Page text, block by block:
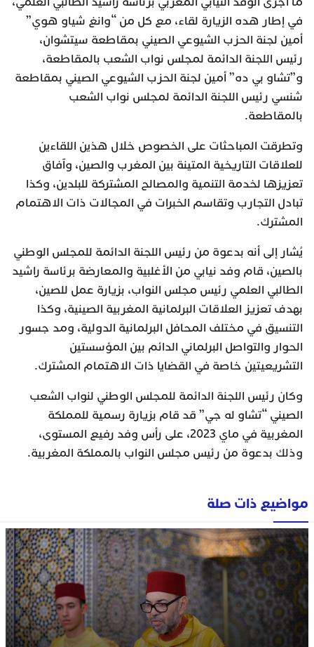
في إطار هده الزيارة لقاء، مع كل من “وانغ شياو هوي”
أمين لجنة الحزب الشيوعي الصيني بمقاطعة سيتشوان،
رئيس اللجنة الدائمة لمجلس نواب الشعب بالمقاطعة،
و”تشاو بي ده” أمين لجنة الحزب الشيوعي الصيني بمقاطعة
شنسي رئيس اللجنة الدائمة لمجلس نواب الشعب
بالمقاطعة.
وتطرقت المباحثات على الخصوص خلال هذين اللقاءين
للعلاقات التاريخية المتينة بين المغرب والصين، وآفاق
تعزيزها لخدمة التنمية والمصالح المشتركة للبلدين، وكذا
تبادل التجارب وتقاسم الخبرات في المجالات ذات الاهتمام
المشترك.
يُشار إلى أنه بدعوة من رئيس اللجنة الدائمة للمجلس الوطني
بالصين، قام وفد نيابي من الأغلبية والمعارضة برئاسة راشيد
الطالبي العلمي رئيس مجلس النواب، بزيارة عمل للصين،
بهدف تعزيز العلاقات البرلمانية المغربية الصينية، وكذا
التنسيق في مختلف المحافل البرلمانية الدولية، ومد جسور
الحوار والتواصل البرلماني الدائم بين المؤسستين
التشريعيتين خاصة في القضايا ذات الاهتمام المشترك.
وكان رئيس اللجنة الدائمة للمجلس الوطني لنواب الشعب
الصيني “تشاو له جي” قد قام بزيارة رسمية للمملكة
المغربية في ماي 2023، على رأس وفد رفيع المستوى،
وذلك بدعوة من رئيس مجلس النواب بالمملكة المغربية.
مواضيع ذات صلة